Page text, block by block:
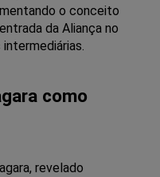
o conceito
da Aliança no
como
revelado